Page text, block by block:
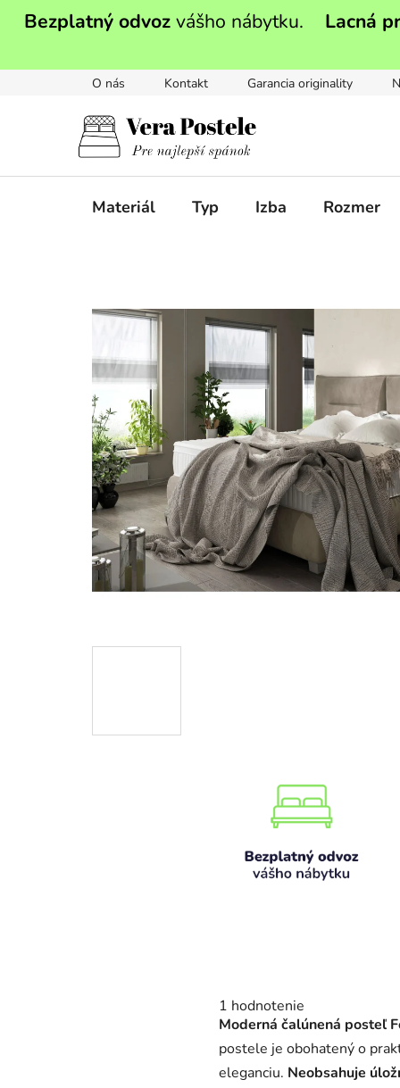
Bezplatný odvozvášho nábytku. Lacná
O nás Kontakt Garancia originality
Materiál Typ Izba Rozmer
Priemerné
hodnotenie
produktu
je
4,0
z
1 hodnotenie
Moderná čalúnená posteľ
postele je obohatený o
eleganciu. Neobsahuje